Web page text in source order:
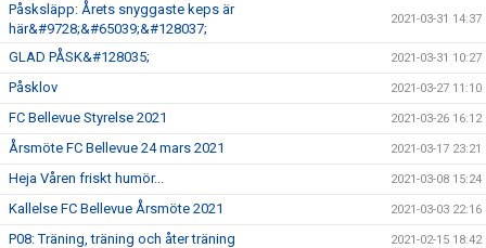
Påsksläpp: Årets snyggaste keps är
här&#9728;&#65039;&#128037;
2021-03-31 14:37
GLAD PÅSK&#128035; 2021-03-31 10:27
Påsklov 2021-03-27 11:10
FC Bellevue Styrelse 2021 2021-03-26 16:12
Årsmöte FC Bellevue 24 mars 2021 2021-03-17 23:21
Heja Våren friskt humör... 2021-03-08 15:24
Kallelse FC Bellevue Årsmöte 2021 2021-03-03 22:16
P08: Träning, träning och åter träning 2021-02-15 18:42